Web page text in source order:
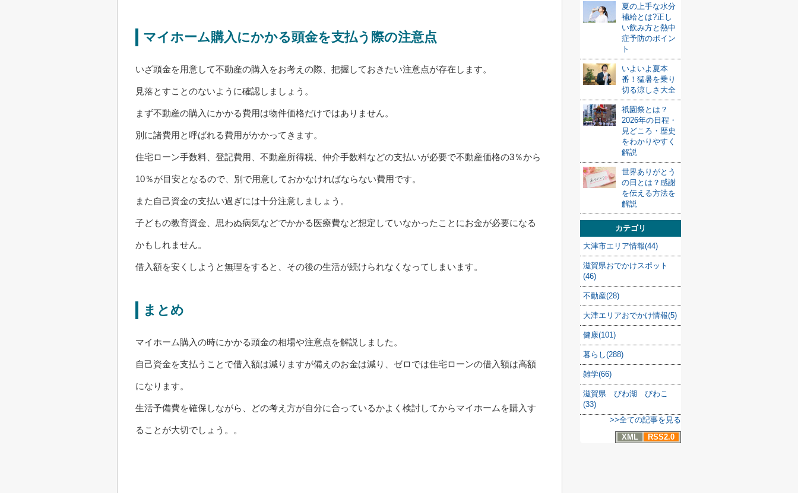
マイホーム購入にかかる頭金を支払う際の注意点
いざ頭金を用意して不動産の購入をお考えの際、把握しておきたい注意点が存在します。
見落とすことのないように確認しましょう。
まず不動産の購入にかかる費用は物件価格だけではありません。
別に諸費用と呼ばれる費用がかかってきます。
住宅ローン手数料、登記費用、不動産所得税、仲介手数料などの支払いが必要で不動産価格の3％から
10％が目安となるので、別で用意しておかなければならない費用です。
また自己資金の支払い過ぎには十分注意しましょう。
子どもの教育資金、思わぬ病気などでかかる医療費など想定していなかったことにお金が必要になる
かもしれません。
借入額を安くしようと無理をすると、その後の生活が続けられなくなってしまいます。
まとめ
マイホーム購入の時にかかる頭金の相場や注意点を解説しました。
自己資金を支払うことで借入額は減りますが備えのお金は減り、ゼロでは住宅ローンの借入額は高額
になります。
生活予備費を確保しながら、どの考え方が自分に合っているかよく検討してからマイホームを購入す
ることが大切でしょう。。
夏の上手な水分
補給とは?正し
い飲み方と熱中
症予防のポイン
ト
いよいよ夏本
番！猛暑を乗り
切る涼しさ大全
祇園祭とは？
2026年の日程・
見どころ・歴史
をわかりやすく
解説
世界ありがとう
の日とは？感謝
を伝える方法を
解説
カテゴリ
大津市エリア情報(44)
滋賀県おでかけスポット
(46)
不動産(28)
大津エリアおでかけ情報(5)
健康(101)
暮らし(288)
雑学(66)
滋賀県 びわ湖 びわこ
(33)
>>全ての記事を見る
XML
RSS2.0